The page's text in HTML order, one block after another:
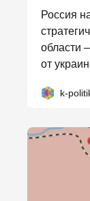
Россия
области
от
k-